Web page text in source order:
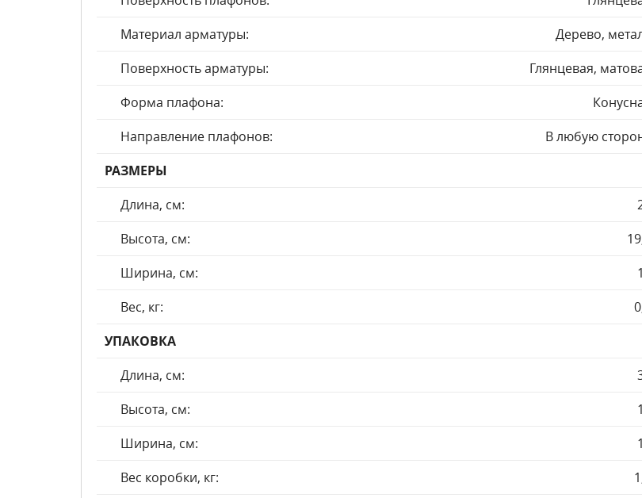
Материал арматуры:
Дерево,
Поверхность арматуры:
Глянцевая,
Форма плафона:
Направление плафонов:
В любую
РАЗМЕРЫ
Длина, см:
Высота, см:
Ширина, см:
Вес, кг:
УПАКОВКА
Длина, см:
Высота, см:
Ширина, см:
Вес коробки, кг: